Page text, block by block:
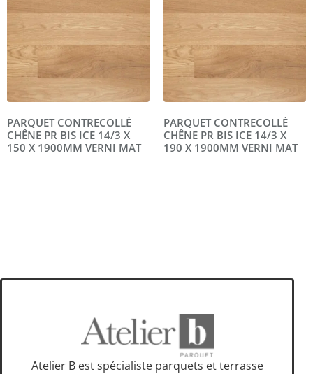
PARQUET CONTRECOLLÉ
CHÊNE PR BIS ICE 14/3 X
150 X 1900MM VERNI MAT
PARQUET CONTRECOLLÉ
CHÊNE PR BIS ICE 14/3 X
190 X 1900MM VERNI MAT
Atelier B est spécialiste parquets et terrasse